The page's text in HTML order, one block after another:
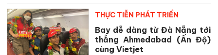
THỰC TIỄN PHÁT TRIỂN
Bay dễ dàng từ Đà Nẵng tới
thẳng Ahmedabad (Ấn Độ)
cùng Vietjet